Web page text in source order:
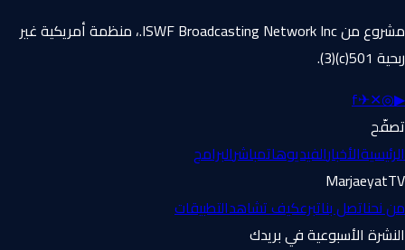
مشروع من ISWF Broadcasting Network Inc.، منظمة أمريكية غير
ربحية 501(c)(3).
▶
◎
✕
✈
f
تصفّح
الرئيسيةالأخبارالفيديوهاتمباشرالبرامج
MarjaeyatTV
من نحناتصل بناتبرعكيف تشاهدالتطبيقات
النشرة الأسبوعية في بريدك